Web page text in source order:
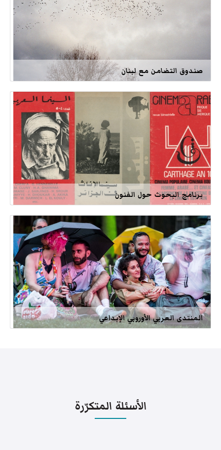
صندوق التضامن مع لبنان
برنامج البحوث حول الفنون
المنتدى العربي الأوروبي الإبداعي
الأسئلة المتكرّرة